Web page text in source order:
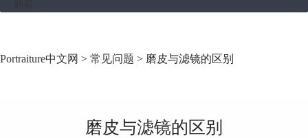
Portraiture中文网 > 常见问题 > 磨皮与滤镜的区别
磨皮与滤镜的区别